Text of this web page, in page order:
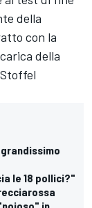
della
con la
della
Stoffel
le 18 pollici?"
in